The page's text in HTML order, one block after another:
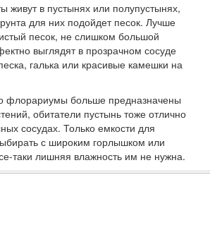
живут в пустынях или полупустынях,
для них подойдет песок. Лучше
песок, не слишком большой
выглядят в прозрачном сосуде
галька или красивые камешки на
флорариумы больше предназначены
обитатели пустынь тоже отлично
сосудах. Только емкости для
с широким горлышком или
таки лишняя влажность им не нужна.